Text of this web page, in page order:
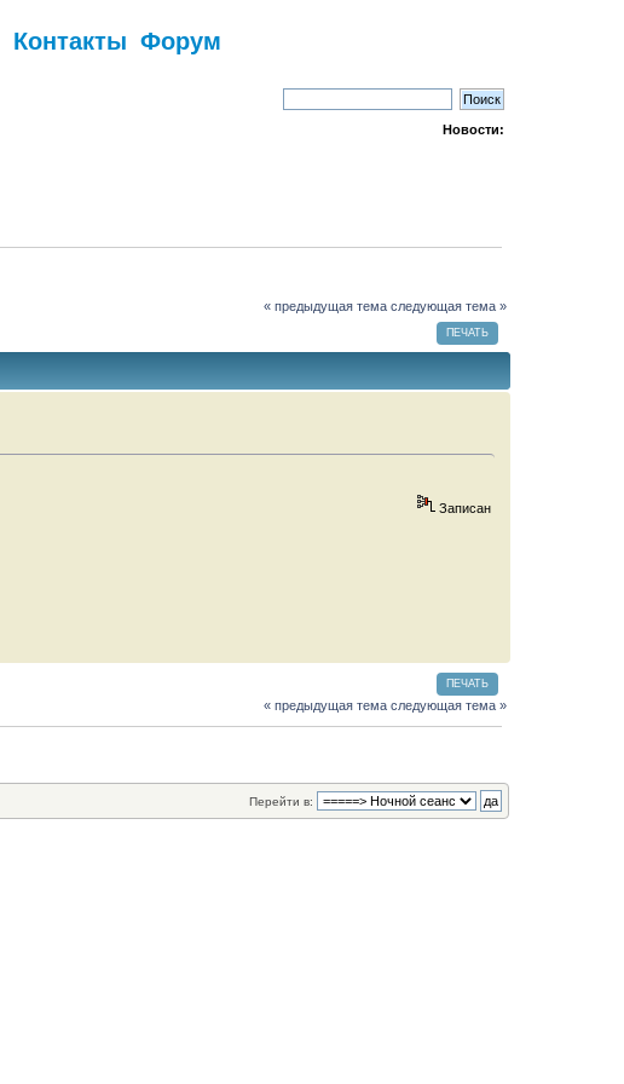
Контакты Форум
Новости:
« предыдущая тема следующая тема »
ПЕЧАТЬ
Записан
ПЕЧАТЬ
« предыдущая тема следующая тема »
Перейти в: